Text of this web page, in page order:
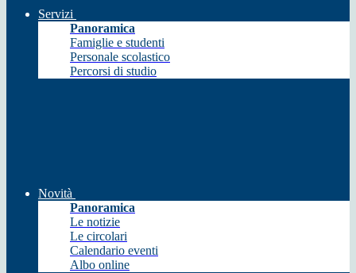
Servizi
Panoramica
Famiglie e studenti
Personale scolastico
Percorsi di studio
Novità
Panoramica
Le notizie
Le circolari
Calendario eventi
Albo online